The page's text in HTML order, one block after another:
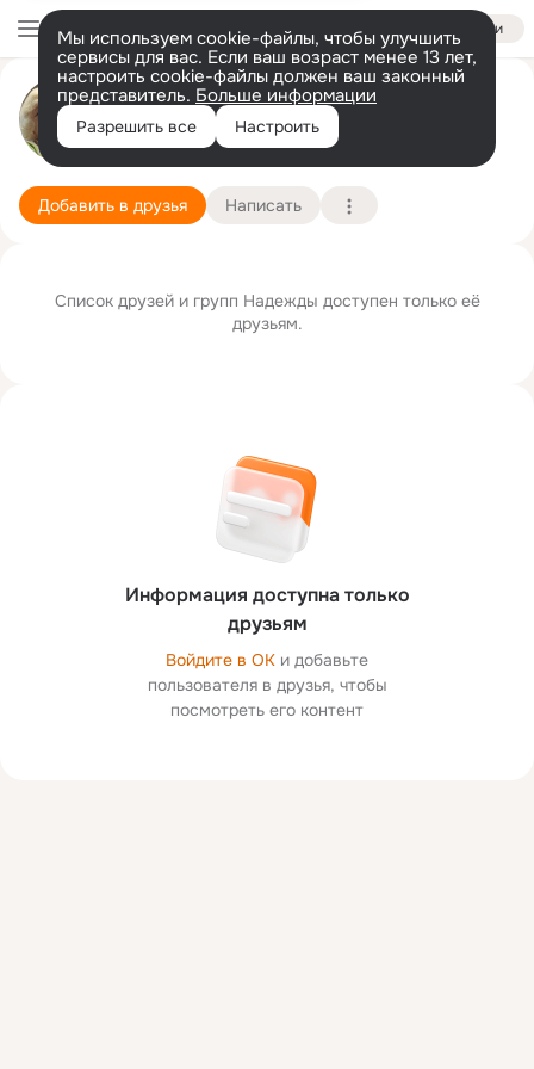
Войти
Мы используем cookie-файлы, чтобы улучшить
сервисы для вас. Если ваш возраст менее 13 лет,
настроить cookie-файлы должен ваш законный
представитель. Больше информации
Разрешить все Настроить
Надежда Мухина (Осипова)
г. Лиски (Лискинский район)
Подробнее
Добавить в друзья Написать
Информация доступна только
друзьям
Войдите в ОК и добавьте
пользователя в друзья, чтобы
посмотреть его контент
Список друзей и групп Надежды доступен только её
друзьям.